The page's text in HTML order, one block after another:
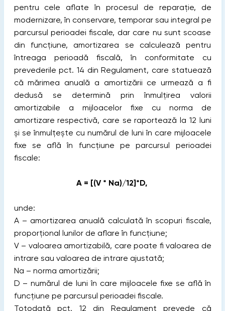
pentru cele aflate în procesul de reparaţie, de
modernizare, în conservare, temporar sau integral pe
parcursul perioadei fiscale, dar care nu sunt scoase
din funcţiune, amortizarea se calculează pentru
întreaga perioadă fiscală, în conformitate cu
prevederile pct. 14 din Regulament, care statuează
că mărimea anuală a amortizării ce urmează a fi
dedusă se determină prin înmulțirea valorii
amortizabile a mijloacelor fixe cu norma de
amortizare respectivă, care se raportează la 12 luni
și se înmulțește cu numărul de luni în care mijloacele
fixe se află în funcțiune pe parcursul perioadei
fiscale:
A = [(V * Na)/12]*D,
unde:
A – amortizarea anuală calculată în scopuri fiscale,
proporţional lunilor de aflare în funcţiune;
V – valoarea amortizabilă, care poate fi valoarea de
intrare sau valoarea de intrare ajustată;
Na – norma amortizării;
D – numărul de luni în care mijloacele fixe se află în
funcţiune pe parcursul perioadei fiscale.
Totodată pct. 12 din Regulament prevede că